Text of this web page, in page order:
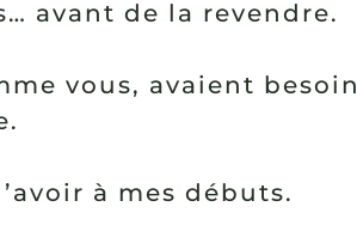
avant de la revendre.
vous, avaient besoin
à mes débuts.